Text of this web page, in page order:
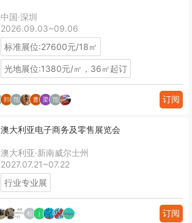
中国·深圳
2026.09.03~09.06
标准展位:27600元/18㎡
光地展位:1380元/㎡，36㎡起订
订阅
澳大利亚电子商务及零售展览会
澳大利亚·新南威尔士州
2027.07.21~07.22
行业专业展
订阅